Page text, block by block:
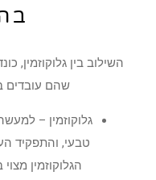
שהם עובדים
גלוקוזמין –
טבעי, והתפקיד
הגלוקוזמין